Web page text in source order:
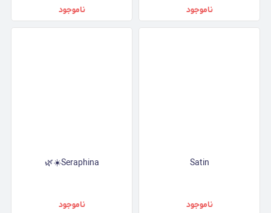
ناموجود ناموجود
Satin
ناموجود
🌿☀️Seraphina
ناموجود